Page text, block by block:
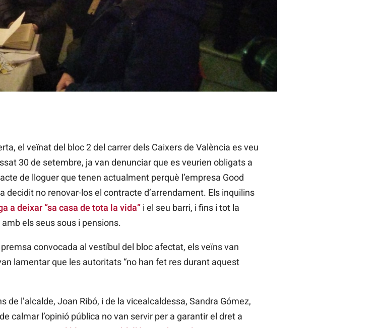
perquè no els facen fora de la seua casa; d'altres, estan rebent cartes
PERILL D'EXTINCIÓ
el veïnat del bloc 2 del carrer dels Caixers de València es veu
30 de setembre, ja van denunciar que es veurien obligats a
de lloguer que tenen actualment perquè l’empresa Good
no renovar-los el contracte d’arrendament. Els inquilins
a deixar “sa casa de tota la vida”i el seu barri, i fins i tot la
els seus sous i pensions.
convocada al vestíbul del bloc afectat, els veïns van
lamentar que les autoritats “no han fet res durant aquest
l’alcalde, Joan Ribó, i de la vicealcaldessa, Sandra Gómez,
calmar l’opinió pública no van servir per a garantir el dret a